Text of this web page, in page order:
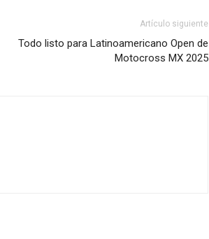
Artículo siguiente
Todo listo para Latinoamericano Open de
Motocross MX 2025